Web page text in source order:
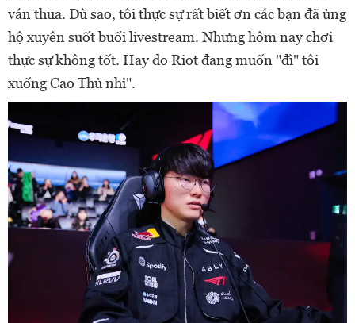
ván thua. Dù sao, tôi thực sự rất biết ơn các bạn đã ủng
hộ xuyên suốt buổi livestream. Nhưng hôm nay chơi
thực sự không tốt. Hay do Riot đang muốn "đì" tôi
xuống Cao Thủ nhỉ".